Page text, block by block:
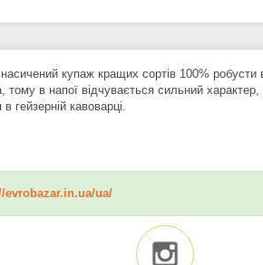
купаж кращих сортів 100%
тому в напої відчувається сильний
гейзерній кавоварці.
evrobazar.in.ua/ua/